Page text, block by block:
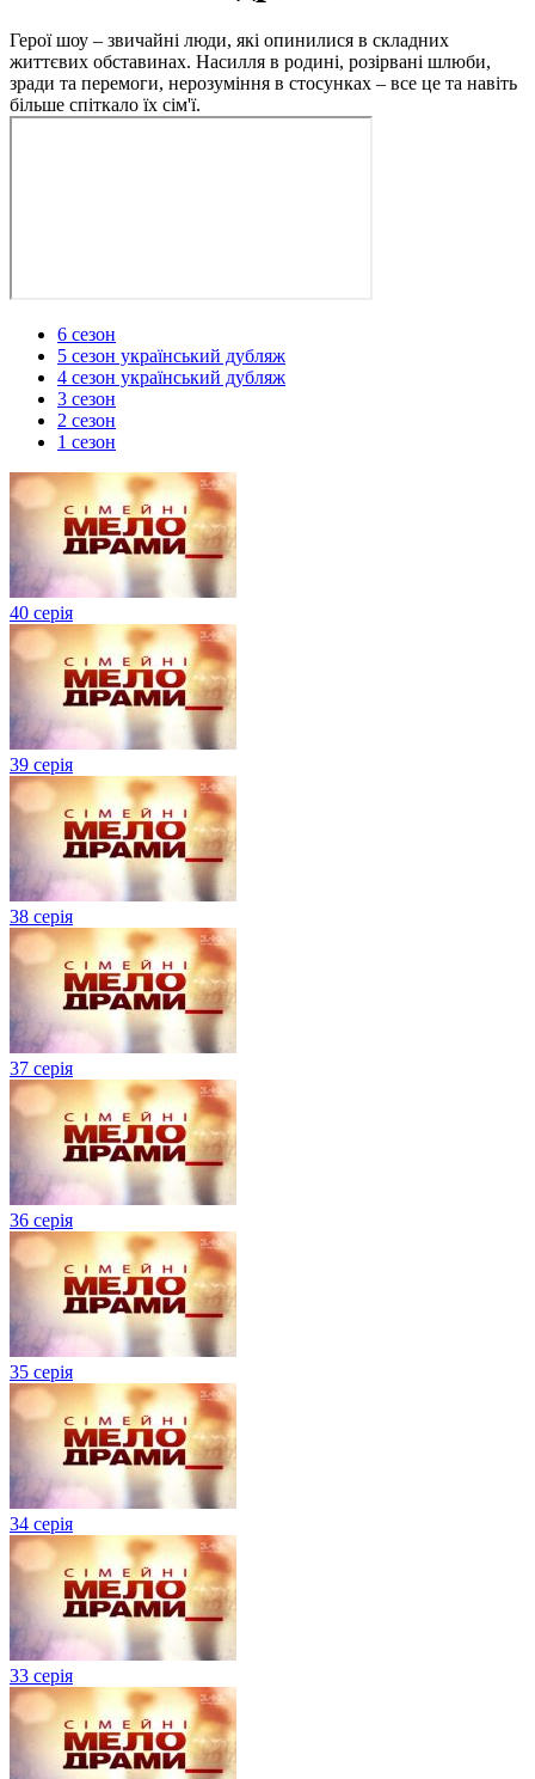
Герої шоу – звичайні люди, які опинилися в складних
життєвих обставинах. Насилля в родині, розірвані шлюби,
зради та перемоги, нерозуміння в стосунках – все це та навіть
більше спіткало їх сім'ї.
6 сезон
5 сезон український дубляж
4 сезон український дубляж
3 сезон
2 сезон
1 сезон
40 серія
39 серія
38 серія
37 серія
36 серія
35 серія
34 серія
33 серія